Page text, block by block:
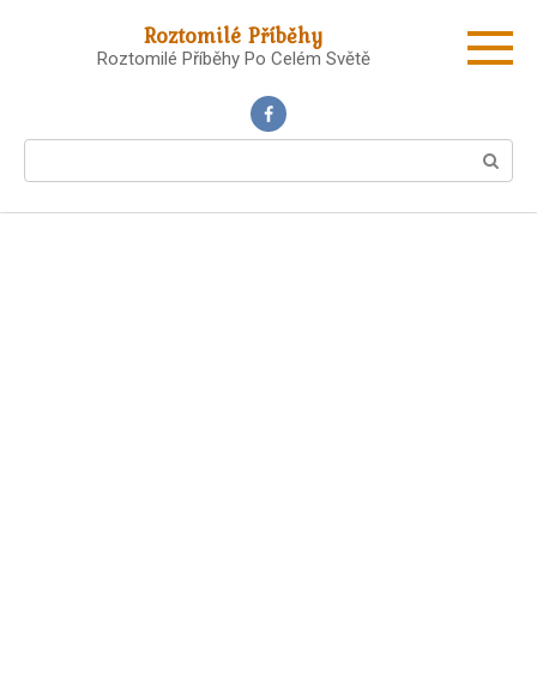
Roztomilé Příběhy
Roztomilé Příběhy Po Celém Světě